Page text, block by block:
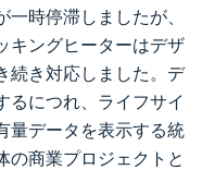
時停滞しましたが、
キングヒーターはデザ
続き対応しました。デ
るにつれ、ライフサイ
量データを表示する統
の商業プロジェクトと